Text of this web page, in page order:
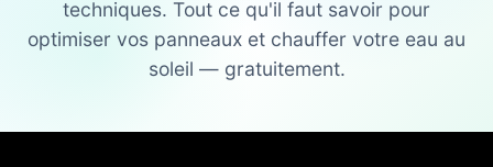
techniques. Tout ce qu'il faut savoir pour
optimiser vos panneaux et chauffer votre eau au
soleil — gratuitement.